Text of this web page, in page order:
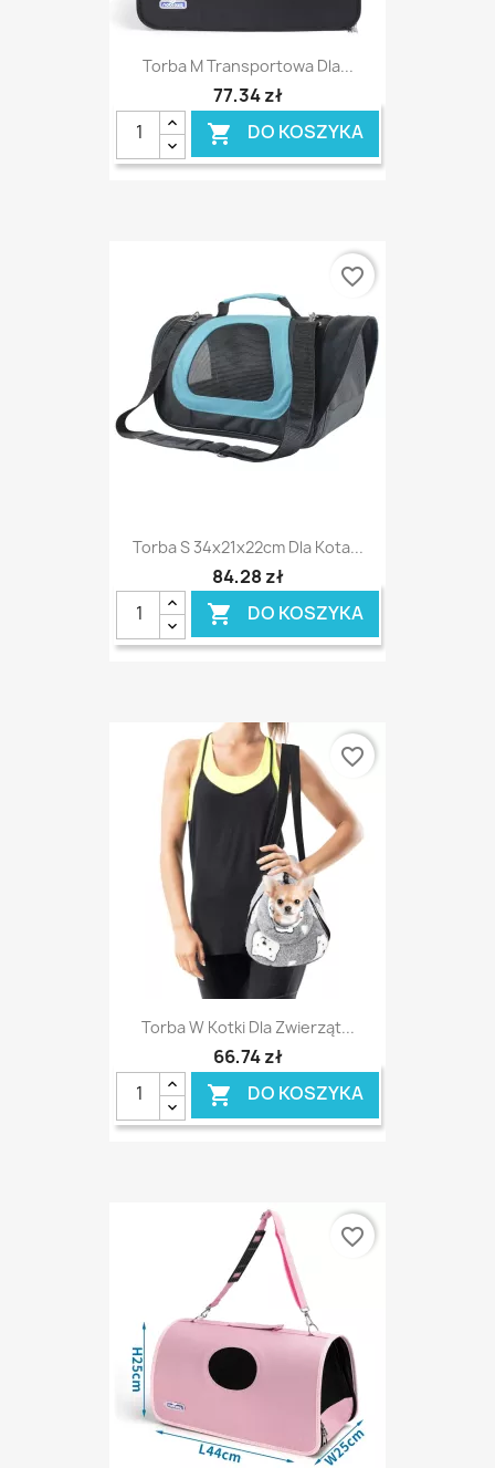
Torba M Transportowa Dla...
77,34 zł
 DO KOSZYKA
Torba S 34x21x22cm Dla Kota...
84,28 zł
 DO KOSZYKA
favorite_border
Torba W Kotki Dla Zwierząt...
66,74 zł
 DO KOSZYKA
favorite_border
favorite_border